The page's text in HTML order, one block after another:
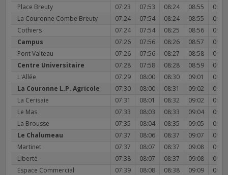
Place Breuty
La Couronne Combe Breuty
Cothiers
Campus
Pont Valteau
Centre Universitaire
L'Allée
La Couronne L.P. Agricole
La Cerisaie
Le Mas
La Brousse
Le Chalumeau
Martinet
Liberté
Espace Commercial
07:23
07:53 08:24 08:55
09:32
07:24
07:54 08:24 08:55
09:33
07:24
07:54 08:25 08:56
09:34
07:26
07:56 08:26 08:57
09:35
07:26
07:56 08:27 08:58
09:36
07:28
07:58 08:28 08:59
09:37
07:29
08:00 08:30 09:01
09:39
07:30
08:00 08:31 09:02
09:40
07:31
08:01 08:32 09:02
09:40
07:33
08:03 08:33 09:04
09:42
07:35
08:04 08:35 09:05
09:43
07:37
08:06 08:37 09:07
09:45
07:37
08:07 08:37 09:08
09:45
07:38
08:07 08:37 09:08
09:46
07:39
08:08 08:38 09:09
09:47